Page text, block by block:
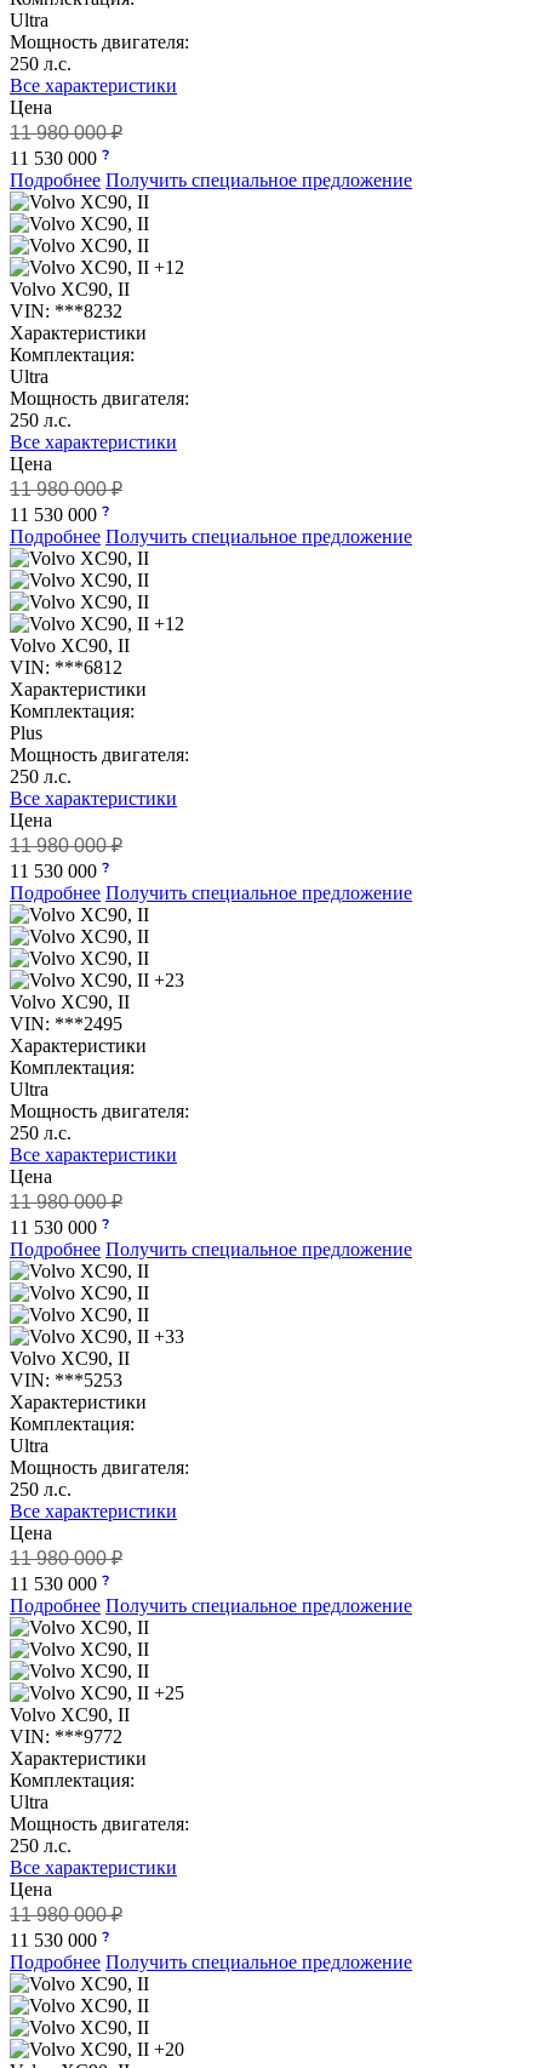
Ultra
Мощность двигателя:
250 л.с.
Все характеристики
Цена
11 980 000 ₽
11 530 000
Подробнее Получить специальное предложение
+12
Volvo XC90, II
VIN: ***8232
Характеристики
Комплектация:
Ultra
Мощность двигателя:
250 л.с.
Все характеристики
Цена
11 980 000 ₽
11 530 000
Подробнее Получить специальное предложение
+12
Volvo XC90, II
VIN: ***6812
Характеристики
Комплектация:
Plus
Мощность двигателя:
250 л.с.
Все характеристики
Цена
11 980 000 ₽
11 530 000
Подробнее Получить специальное предложение
+23
Volvo XC90, II
VIN: ***2495
Характеристики
Комплектация:
Ultra
Мощность двигателя:
250 л.с.
Все характеристики
Цена
11 980 000 ₽
11 530 000
Подробнее Получить специальное предложение
+33
Volvo XC90, II
VIN: ***5253
Характеристики
Комплектация:
Ultra
Мощность двигателя:
250 л.с.
Все характеристики
Цена
11 980 000 ₽
11 530 000
Подробнее Получить специальное предложение
+25
Volvo XC90, II
VIN: ***9772
Характеристики
Комплектация:
Ultra
Мощность двигателя:
250 л.с.
Все характеристики
Цена
11 980 000 ₽
11 530 000
Подробнее Получить специальное предложение
+20